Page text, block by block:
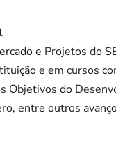
e Projetos do
e em cursos
Objetivos do
entre outros